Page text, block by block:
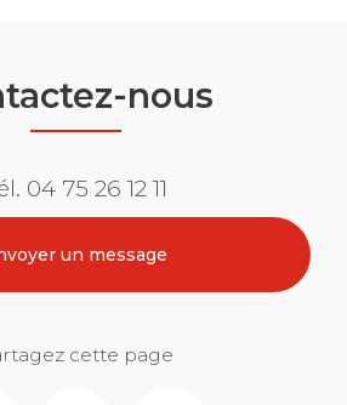
nous
04 75 26 12 11
un message
cette page